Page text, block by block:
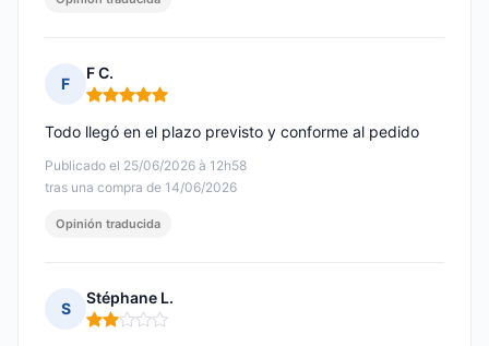
F
F C.
Nota: 5 de 5
Publicado el 25/06/2026 à 12h58
tras una compra de 14/06/2026
Todo llegó en el plazo previsto y conforme al pedido
Opinión traducida
S
Stéphane L.
Nota: 2 de 5